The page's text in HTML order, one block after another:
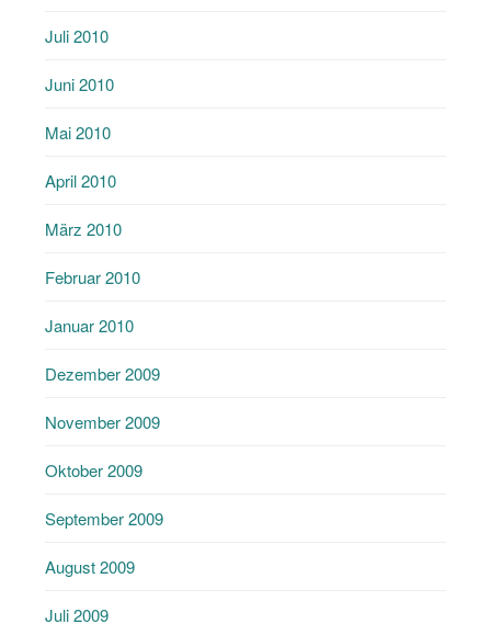
Juli 2010
Juni 2010
Mai 2010
April 2010
März 2010
Februar 2010
Januar 2010
Dezember 2009
November 2009
Oktober 2009
September 2009
August 2009
Juli 2009